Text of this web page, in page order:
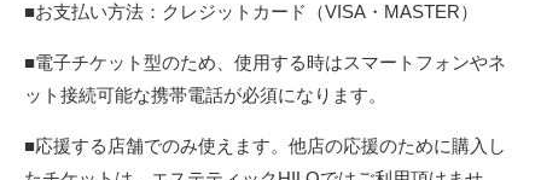
■お支払い方法：クレジットカード（VISA・MASTER）
■電子チケット型のため、使用する時はスマートフォンやネ
ット接続可能な携帯電話が必須になります。
■応援する店舗でのみ使えます。他店の応援のために購入し